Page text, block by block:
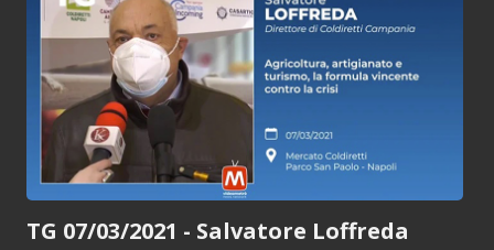
TG 07/03/2021 - Salvatore Loffreda